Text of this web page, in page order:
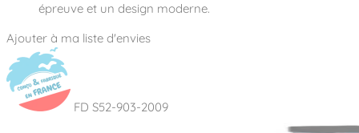
épreuve et un design moderne.
Ajouter à ma liste d'envies
FD S52-903-2009